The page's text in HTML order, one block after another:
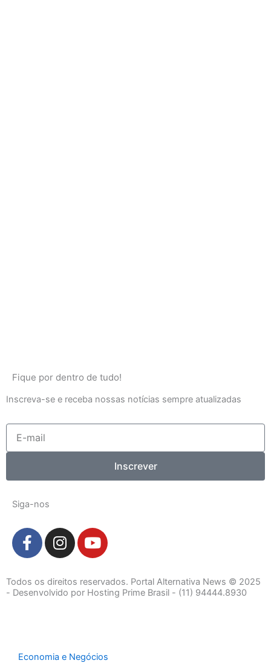
Fique por dentro de tudo!
Inscreva-se e receba nossas notícias sempre atualizadas
mail
Inscrever
Siga-nos
F
a
e
b
-
I
n
t
a
m
Y
o
t
u
Todos os direitos reservados. Portal Alternativa News © 2025
- Desenvolvido por Hosting Prime Brasil - (11) 94444.8930
Economia e Negócios